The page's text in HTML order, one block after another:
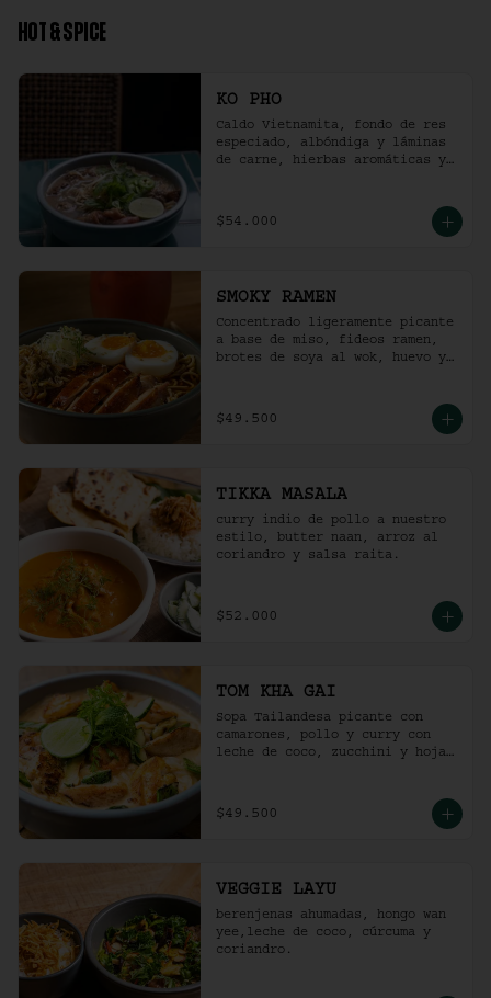
HOT & SPICE
KO PHO
Caldo Vietnamita, fondo de res
especiado, albóndiga y láminas
de carne, hierbas aromáticas y
$54.000
SMOKY RAMEN
Concentrado ligeramente picante
a base de miso, fideos ramen,
brotes de soya al wok, huevo y
$49.500
TIKKA MASALA
curry indio de pollo a nuestro
estilo, butter naan, arroz al
coriandro y salsa raita.
$52.000
TOM KHA GAI
Sopa Tailandesa picante con
camarones, pollo y curry con
leche de coco, zucchini y hojas
$49.500
VEGGIE LAYU
berenjenas ahumadas, hongo wan
yee,leche de coco, cúrcuma y
coriandro.